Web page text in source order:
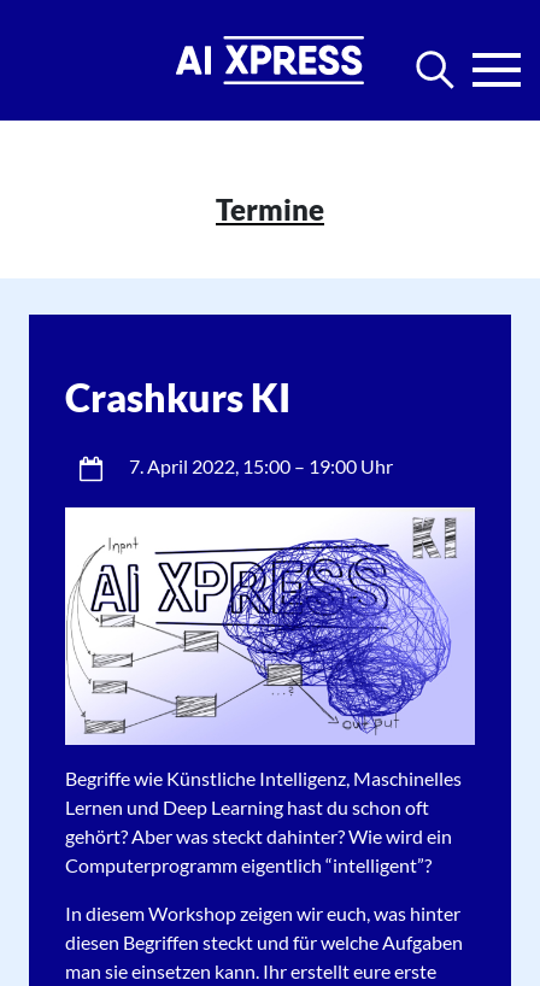
Termine
Crashkurs KI
7. April 2022, 15:00 – 19:00 Uhr
Begriffe wie Künstliche Intelligenz, Maschinelles
Lernen und Deep Learning hast du schon oft
gehört? Aber was steckt dahinter? Wie wird ein
Computerprogramm eigentlich “intelligent”?
In diesem Workshop zeigen wir euch, was hinter
diesen Begriffen steckt und für welche Aufgaben
man sie einsetzen kann. Ihr erstellt eure erste